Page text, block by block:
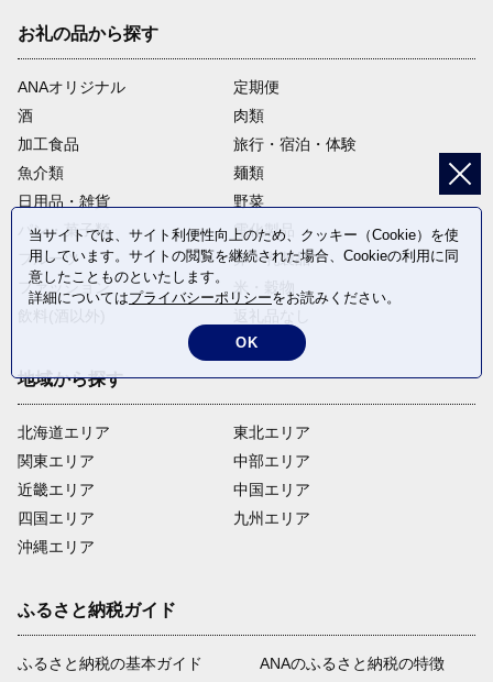
お礼の品から探す
ANAオリジナル
定期便
酒
肉類
加工食品
旅行・宿泊・体験
魚介類
麺類
日用品・雑貨
野菜
パン・菓子類
電化製品
フルーツ
卵・乳製品
ファッション
地域から探す
北海道エリア
関東エリア
近畿エリア
四国エリア
沖縄エリア
東北エリア
中部エリア
中国エリア
九州エリア
ふるさと納税ガイド
ふるさと納税の基本ガイド
ANAのふるさと納税の特徴
当サイトでは、サイト利便性向上のため、クッキー（Cookie）を使
用しています。サイトの閲覧を継続された場合、Cookieの利用に同
意したことものといたします。
詳細についてはプライバシーポリシーをお読みください。
OK